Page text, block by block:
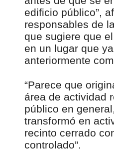
edificio público”,
responsables de
que sugiere que
en un lugar que
anteriormente
“Parece que
área de actividad
público en
transformó en
recinto cerrado
controlado”.